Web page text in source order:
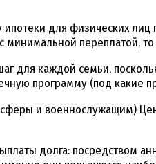
ипотеки для физических
переплатой, то
каждой семьи,
программу (под какие
и военнослужащим)
долга: посредством